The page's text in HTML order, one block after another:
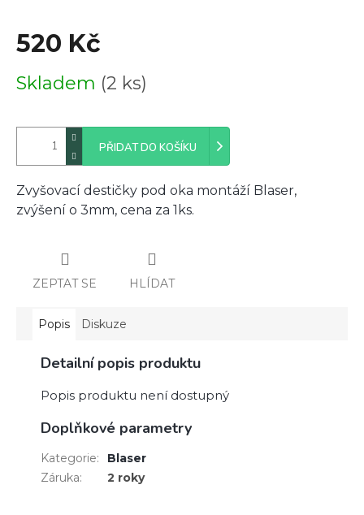
520 Kč
cena:
Skladem (2 ks)
PŘIDAT DO KOŠÍKU
Zvyšovací destičky pod oka montáží Blaser,
zvýšení o 3mm, cena za 1ks.
ZEPTAT SE HLÍDAT
Popis Diskuze
Detailní popis produktu
Popis produktu není dostupný
Doplňkové parametry
Kategorie:
Blaser
Záruka: 2 roky